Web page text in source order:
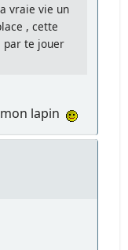
vraie vie un
, cette
par te jouer
mon lapin